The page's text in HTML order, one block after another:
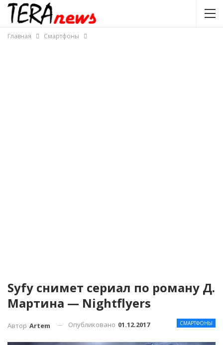
Главная Смартфоны
Syfy снимет сериал по роману Д.
Мартина — Nightflyers
СМАРТФОНЫ
Автор Artem Опубликовано 01.12.2017